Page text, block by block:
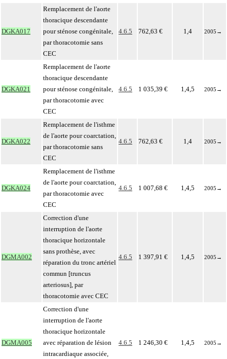
DGKA017
Remplacement de l'aorte
thoracique descendante
pour sténose congénitale,
par thoracotomie sans
CEC
4.6.5 762,63 € 1,4 2005 →
DGKA021
Remplacement de l'aorte
thoracique descendante
pour sténose congénitale,
par thoracotomie avec
CEC
4.6.5 1 035,39 € 1,4,5 2005 →
DGKA022
Remplacement de l'isthme
de l'aorte pour coarctation,
par thoracotomie sans
CEC
4.6.5 762,63 € 1,4 2005 →
DGKA024
Remplacement de l'isthme
de l'aorte pour coarctation,
par thoracotomie avec
CEC
4.6.5 1 007,68 € 1,4,5 2005 →
DGMA002
Correction d'une
interruption de l'aorte
thoracique horizontale
sans prothèse, avec
réparation du tronc artériel
commun [truncus
arteriosus], par
thoracotomie avec CEC
4.6.5 1 397,91 € 1,4,5 2005 →
DGMA005
Correction d'une
interruption de l'aorte
thoracique horizontale
avec réparation de lésion
intracardiaque associée,
4.6.5 1 246,30 € 1,4,5 2005 →